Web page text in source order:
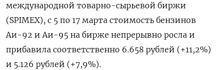
международной товарно-сырьевой биржи
(SPIMEX), с 5 по 17 марта ‌стоимость бензинов
Аи-92 и Аи-95 на ‌бирже непрерывно росла и
прибавила соответственно ​6.658 рублей (+11,2%)
и 5.126 рублей (+7,9%).